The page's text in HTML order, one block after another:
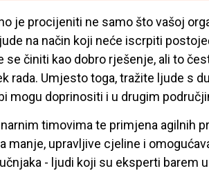
je procijeniti ne samo što vašoj
na način koji neće iscrpiti
činiti kao dobro rješenje, ali to
rada. Umjesto toga, tražite ljude s
mogu doprinositi i u drugim
timovima te primjena agilnih
manje, upravljive cjeline i
- ljudi koji su eksperti barem